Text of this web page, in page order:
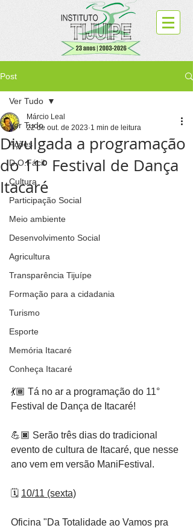
Post
Ver Tudo
Ações
D.O.Fácil
Cultura
Participação Social
Meio ambiente
Desenvolvimento Social
Agricultura
Transparência Tijuípe
Formação para a cidadania
Turismo
Esporte
Memória Itacaré
Conheça Itacaré
Ver Tudo
Divulgada a programação
do 11º Festival de Dança
Itacaré
Márcio Leal
22 de out. de 2023 1 min de leitura
💃🏾 Tá no ar a programação do 11°
Festival de Dança de Itacaré!
💪🏿 Serão três dias do tradicional
evento de cultura de Itacaré, que nesse
ano vem em versão ManiFestival.
🗓️ 10/11 (sexta)
Oficina "Da Totalidade ao Vamos pra